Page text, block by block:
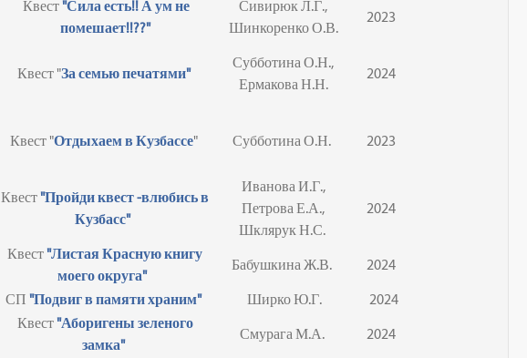
Квест"Сила есть!! А ум не
помешает!!??"
Сивирюк Л.Г.,
Шинкоренко О.В.
2023
Квест "За семью печатями"
Субботина О.Н.,
Ермакова Н.Н.
2024
Квест "Отдыхаем в Кузбассе" Субботина О.Н. 2023
Квест"Пройди квест -влюбись в
Кузбасс"
Иванова И.Г.,
Петрова Е.А.,
Шклярук Н.С.
2024
Квест"Листая Красную книгу
моего округа"
Бабушкина Ж.В.
2024
СП"Подвиг в памяти храним" Ширко Ю.Г.
2024
Квест"Аборигены зеленого
замка"
Смурага М.А. 2024